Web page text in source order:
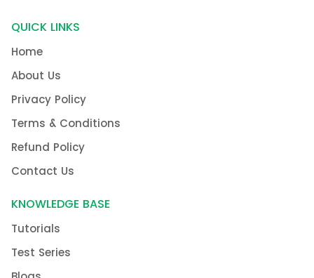
QUICK LINKS
Home
About Us
Privacy Policy
Terms & Conditions
Refund Policy
Contact Us
KNOWLEDGE BASE
Tutorials
Test Series